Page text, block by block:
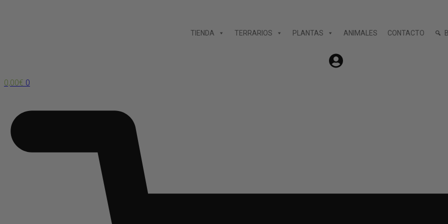
TIENDA TERRARIOS PLANTAS ANIMALES CONTACTO
0,00€ 0